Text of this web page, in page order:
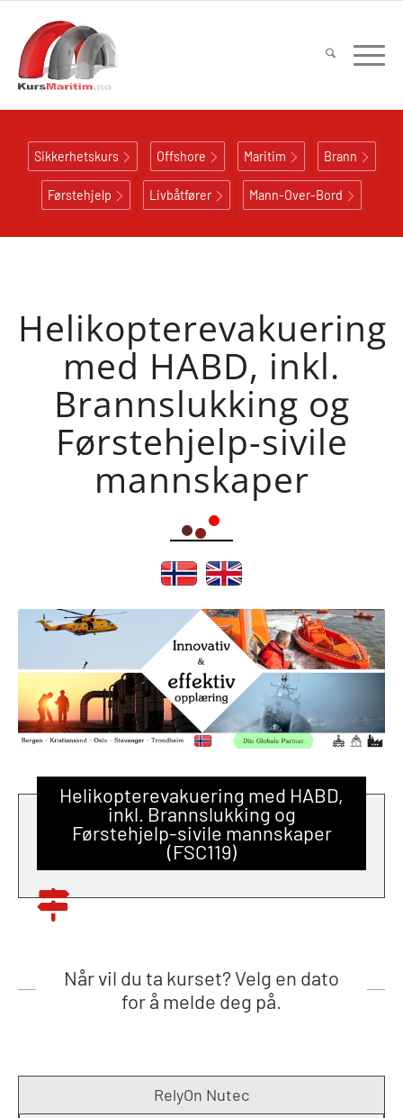
Sikkerhetskurs Offshore Maritim Brann
Førstehjelp Livbåtfører Mann-Over-Bord
Helikopterevakuering
med HABD, inkl.
Brannslukking og
Førstehjelp-sivile
mannskaper
Helikopterevakuering med HABD,
inkl. Brannslukking og
Førstehjelp-sivile mannskaper
(FSC119)
Når vil du ta kurset? Velg en dato
for å melde deg på.
RelyOn Nutec